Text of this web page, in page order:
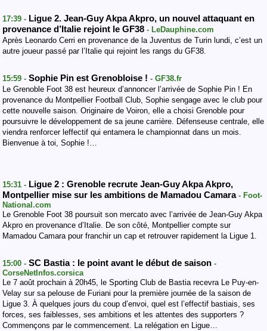
17:39 - Ligue 2. Jean-Guy Akpa Akpro, un nouvel attaquant en
provenance d’Italie rejoint le GF38 - LeDauphine.com
Après Leonardo Cerri en provenance de la Juventus de Turin lundi, c’est un
autre joueur passé par l’Italie qui rejoint les rangs du GF38.
15:59 - Sophie Pin est Grenobloise ! - GF38.fr
Le Grenoble Foot 38 est heureux d’annoncer l’arrivée de Sophie Pin ! En
provenance du Montpellier Football Club, Sophie sengage avec le club pour
cette nouvelle saison. Originaire de Voiron, elle a choisi Grenoble pour
poursuivre le développement de sa jeune carrière. Défenseuse centrale, elle
viendra renforcer leffectif qui entamera le championnat dans un mois.
Bienvenue à toi, Sophie !…
15:31 - Ligue 2 : Grenoble recrute Jean-Guy Akpa Akpro,
Montpellier mise sur les ambitions de Mamadou Camara - Foot-
National.com
Le Grenoble Foot 38 poursuit son mercato avec l’arrivée de Jean-Guy Akpa
Akpro en provenance d’Italie. De son côté, Montpellier compte sur
Mamadou Camara pour franchir un cap et retrouver rapidement la Ligue 1.
15:00 - SC Bastia : le point avant le début de saison -
CorseNetInfos.corsica
Le 7 août prochain à 20h45, le Sporting Club de Bastia recevra Le Puy-en-
Velay sur sa pelouse de Furiani pour la première journée de la saison de
Ligue 3. À quelques jours du coup d’envoi, quel est l’effectif bastiais, ses
forces, ses faiblesses, ses ambitions et les attentes des supporters ?
Commençons par le commencement. La relégation en Ligue…